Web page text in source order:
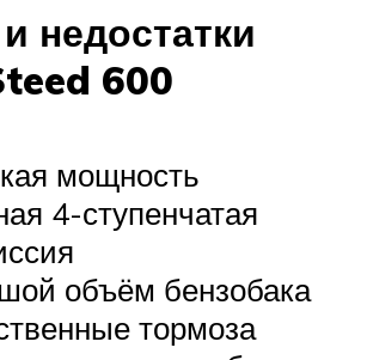
недостатки
600
мощность
4-ступенчатая
объём бензобака
тормоза